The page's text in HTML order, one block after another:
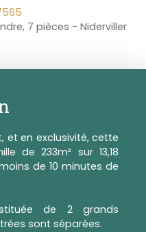
7 pièces - Niderviller
et en exclusivité, cette
de 233m² sur 13,18
de 10 minutes de
de 2 grands
sont séparées.